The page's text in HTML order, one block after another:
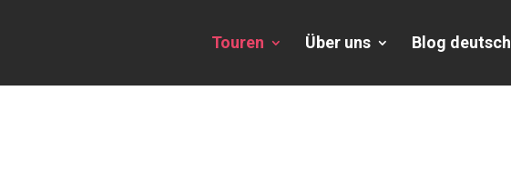
Touren Über uns Blog deutsch